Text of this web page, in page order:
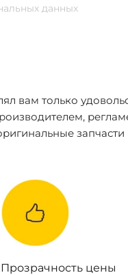
данных
вам только
Прозрачность цены